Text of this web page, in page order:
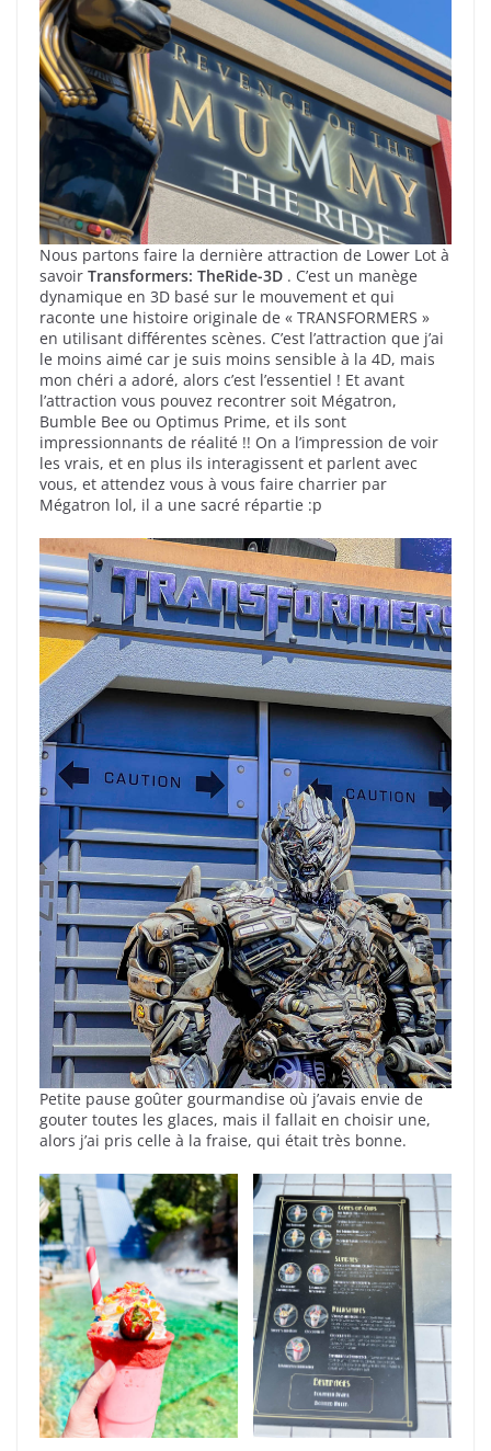
Nous partons faire la dernière attraction de Lower Lot à
savoir Transformers: TheRide-3D . C’est un manège
dynamique en 3D basé sur le mouvement et qui
raconte une histoire originale de « TRANSFORMERS »
en utilisant différentes scènes. C’est l’attraction que j’ai
le moins aimé car je suis moins sensible à la 4D, mais
mon chéri a adoré, alors c’est l’essentiel ! Et avant
l’attraction vous pouvez recontrer soit Mégatron,
Bumble Bee ou Optimus Prime, et ils sont
impressionnants de réalité !! On a l’impression de voir
les vrais, et en plus ils interagissent et parlent avec
vous, et attendez vous à vous faire charrier par
Mégatron lol, il a une sacré répartie :p
Petite pause goûter gourmandise où j’avais envie de
gouter toutes les glaces, mais il fallait en choisir une,
alors j’ai pris celle à la fraise, qui était très bonne.